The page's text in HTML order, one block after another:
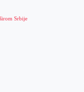
Srbije